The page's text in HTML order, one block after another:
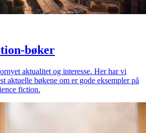
bøker
aktualitet og interesse. Her har vi
aktuelle bøkene om er gode eksempler på
fiction.